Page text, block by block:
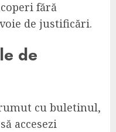
fără
de justificări.
de
cu buletinul,
accesezi